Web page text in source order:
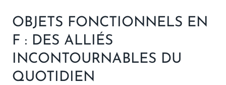
OBJETS FONCTIONNELS EN
F : DES ALLIÉS
INCONTOURNABLES DU
QUOTIDIEN